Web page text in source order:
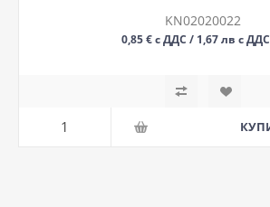
KN02020022
0,85 € с ДДС / 1,67 лв с ДДС